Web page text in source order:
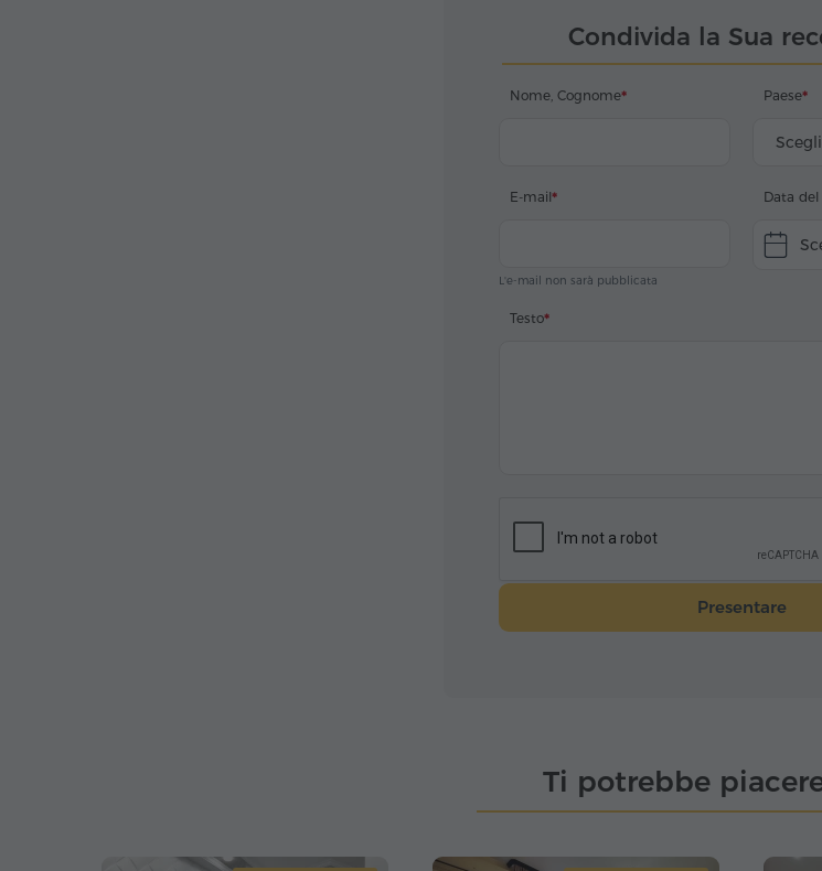
Condivida la Sua
Nome, Cognome Paese
E-mail
L'e-mail non sarà pubblicata
Data del
Testo
Presentare
Ti potrebbe